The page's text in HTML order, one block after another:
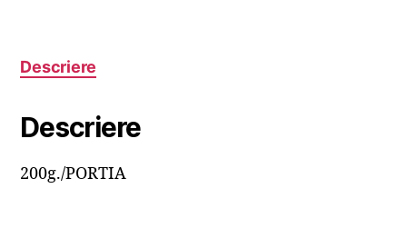
Descriere
Descriere
200g./PORTIA